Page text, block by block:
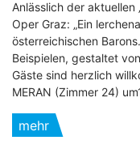
Anlässlich der aktuellen
Oper Graz: „Ein
österreichischen
Beispielen, gestaltet
Gäste sind herzlich
MERAN (Zimmer 24)
mehr